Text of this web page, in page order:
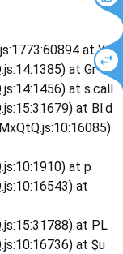
at Ys
at Gr
at s.call
at Bl.d
at p
at
at PL
at $u